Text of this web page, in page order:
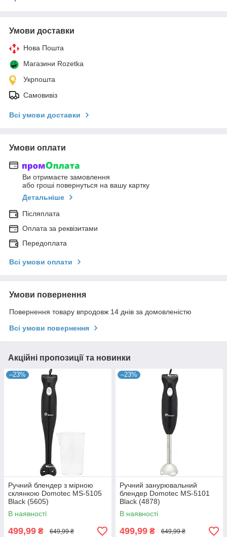
Умови доставки
Нова Пошта
Магазини Rozetka
Укрпошта
Самовивіз
Всі умови доставки
Умови оплати
Ви отримаєте замовлення
або гроші повернуться на вашу картку
Детальніше
Післяплата
Оплата за реквізитами
Передоплата
Всі умови оплати
Умови повернення
Повернення товару впродовж 14 днів за домовленістю
Всі умови повернення
Акційні пропозиції та новинки
–23%
Ручний блендер з мірною
склянкою Domotec MS-5105
Black (5605)
В наявності
499,99 ₴ 649,99 ₴
–23%
Ручний занурювальний
блендер Domotec MS-5101
Black (4878)
В наявності
499,99 ₴ 649,99 ₴